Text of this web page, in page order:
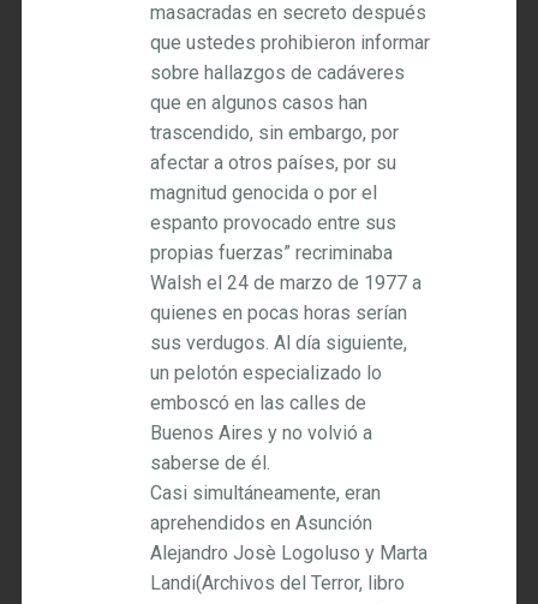
masacradas en secreto después
que ustedes prohibieron informar
sobre hallazgos de cadáveres
que en algunos casos han
trascendido, sin embargo, por
afectar a otros países, por su
magnitud genocida o por el
espanto provocado entre sus
propias fuerzas” recriminaba
Walsh el 24 de marzo de 1977 a
quienes en pocas horas serían
sus verdugos. Al día siguiente,
un pelotón especializado lo
emboscó en las calles de
Buenos Aires y no volvió a
saberse de él.
Casi simultáneamente, eran
aprehendidos en Asunción
Alejandro Josè Logoluso y Marta
Landi(Archivos del Terror, libro